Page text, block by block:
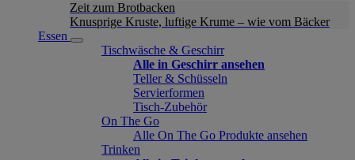
Zeit zum Brotbacken
Knusprige Kruste, luftige Krume – wie vom Bäcker
Essen
Tischwäsche & Geschirr
Alle in Geschirr ansehen
Teller & Schüsseln
Servierformen
Tisch-Zubehör
On The Go
Alle On The Go Produkte ansehen
Trinken